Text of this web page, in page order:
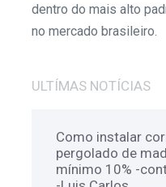
dentro do mais alto
no mercado brasileiro.
ULTÍMAS NOTÍCIAS
Como instalar
pergolado de
mínimo 10% -